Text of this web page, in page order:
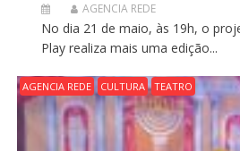
AGENCIA REDE
No dia 21 de maio, às 19h, o
Play realiza mais uma edição...
AGENCIA REDE CULTURA TEATRO